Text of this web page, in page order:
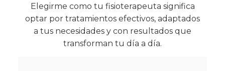
Elegirme como tu fisioterapeuta significa
optar por tratamientos efectivos, adaptados
a tus necesidades y con resultados que
transforman tu día a día.